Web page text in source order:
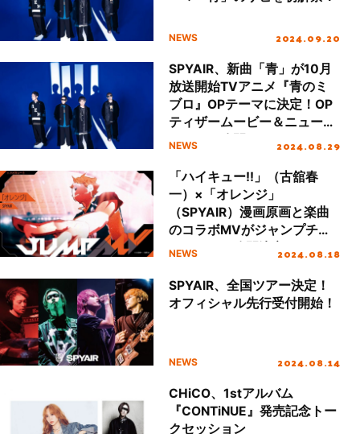
NEWS 2024.09.20
SPYAIR、新曲「青」が10月
放送開始TVアニメ『青のミ
ブロ』OPテーマに決定！OP
ティザームービー＆ニュービ
ジュアル公開！
NEWS 2024.08.29
「ハイキュー!!」（古舘春
一）×「オレンジ」
（SPYAIR）漫画原画と楽曲
のコラボMVがジャンプチャ
ンネルにて公開決定！
NEWS 2024.08.18
SPYAIR、全国ツアー決定！
オフィシャル先行受付開始！
NEWS 2024.08.14
CHiCO、1stアルバム
『CONTiNUE』発売記念トー
クセッション